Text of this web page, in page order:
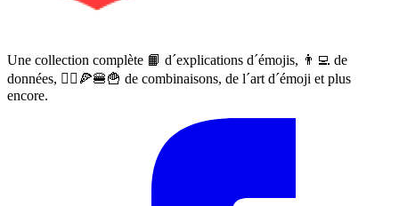
Une collection complète 📙 d´explications d´émojis, 👨‍💻 de
données, 🙅‍♀️🍕🍔🍟 de combinaisons, de l´art d´émoji et plus
encore.